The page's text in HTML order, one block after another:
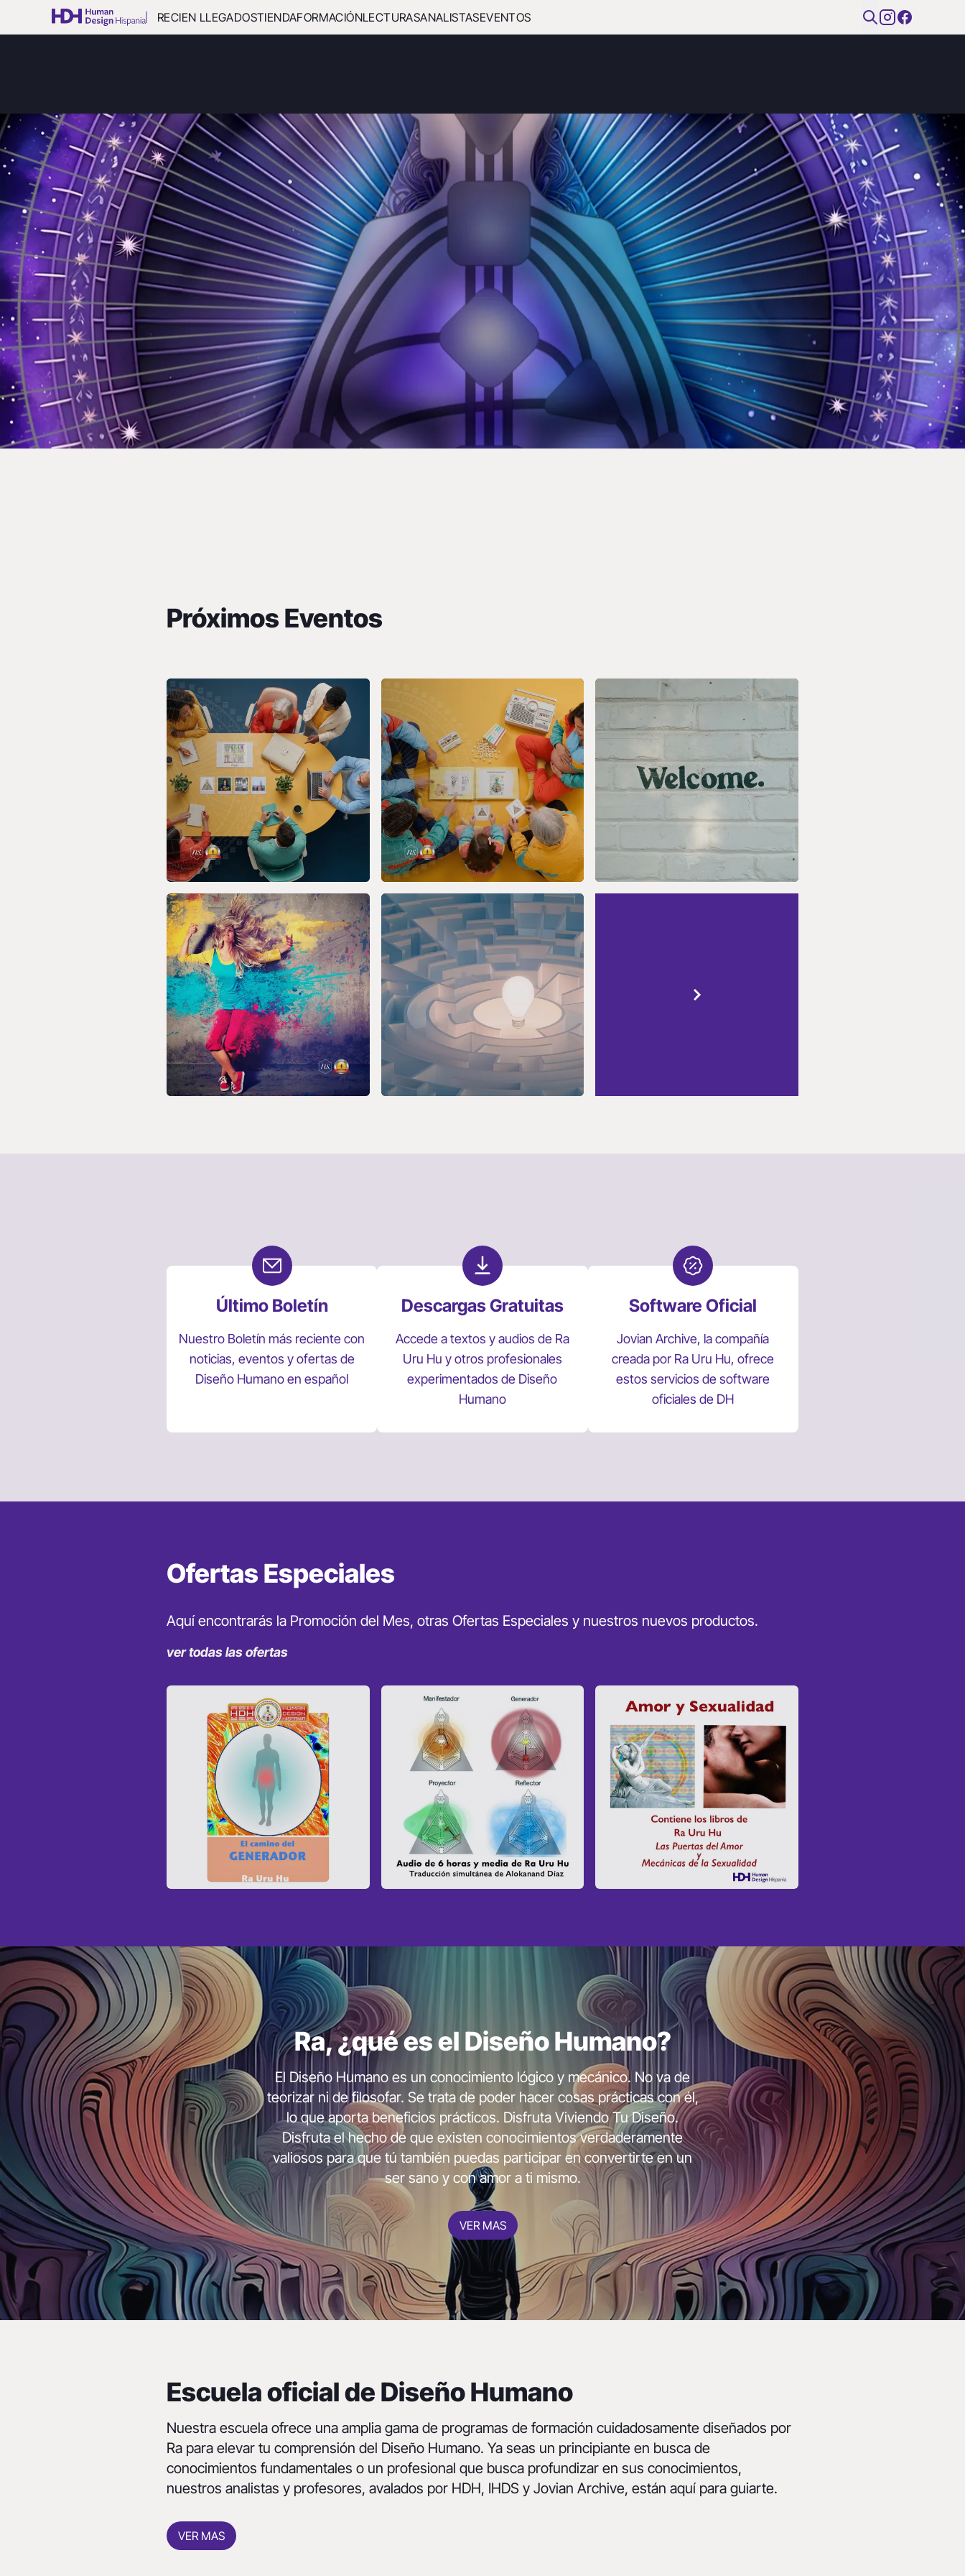
RECIEN LLEGADOSTIENDAFORMACIÓNLECTURASANALISTASEVENTOS
analistas certificados y los manuales y programas oficiales de
formación creados por Ra Uru Hu, hasta una gran variedad de
relacionado con el Diseño Humano original, tal como fue
comunicado por Ra Uru Hu.
Próximos Eventos
20 AGO 2026
Diseño
Humano para
Profesionales
y Empresas
27 AGO 2026
Diseño
Humano
para la
Crianza y
Desarrollo
de Guías de
Diseño
Último Boletín
Nuestro Boletín más reciente con
noticias, eventos y ofertas de
Diseño Humano en español
Descargas Gratuitas
Accede a textos y audios de Ra
Uru Hu y otros profesionales
experimentados de Diseño
Humano
Software Oficial
Jovian Archive, la compañía
creada por Ra Uru Hu, ofrece
estos servicios de software
oficiales de DH
Ofertas Especiales
Aquí encontrarás la Promoción del Mes, otras Ofertas Especiales y nuestros nuevos productos.
ver todas las ofertas
de Agosto:
El Camino
del
Generador
24,00€
19,00€
Completo
de Los 4
Tipos
Sexualidad
66,00€
49,00€
Ra, ¿qué es el Diseño Humano?
El Diseño Humano es un conocimiento lógico y mecánico. No va de
teorizar ni de filosofar. Se trata de poder hacer cosas prácticas con él,
lo que aporta beneficios prácticos. Disfruta Viviendo Tu Diseño.
Disfruta el hecho de que existen conocimientos verdaderamente
valiosos para que tú también puedas participar en convertirte en un
ser sano y con amor a ti mismo.
VER MAS
Escuela oficial de Diseño Humano
Nuestra escuela ofrece una amplia gama de programas de formación cuidadosamente diseñados por
Ra para elevar tu comprensión del Diseño Humano. Ya seas un principiante en busca de
conocimientos fundamentales o un profesional que busca profundizar en sus conocimientos,
nuestros analistas y profesores, avalados por HDH, IHDS y Jovian Archive, están aquí para guiarte.
VER MAS